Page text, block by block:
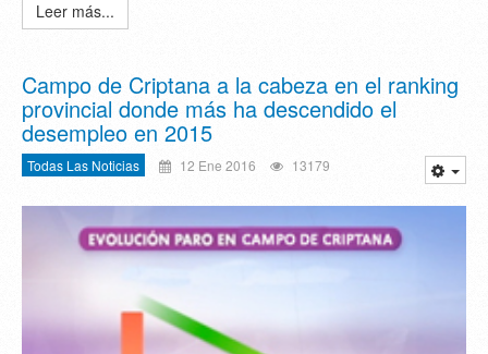
Leer más...
Campo de Criptana a la cabeza en el ranking
provincial donde más ha descendido el
desempleo en 2015
Todas Las Noticias 12 Ene 2016 13179